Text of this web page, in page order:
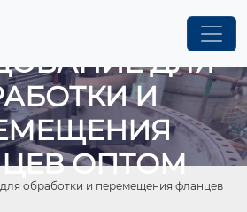
ДЛЯ
И
ОПТОМ
обработки и перемещения фланцев